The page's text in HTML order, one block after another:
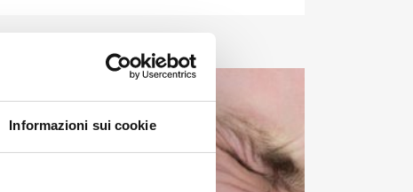
Informazioni sui cookie